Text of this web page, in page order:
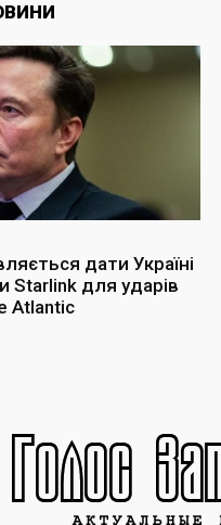
дати Україні
Starlink для ударів
Atlantic